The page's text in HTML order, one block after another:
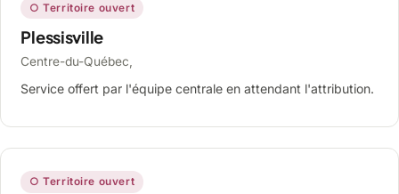
○ Territoire ouvert
Plessisville
Centre-du-Québec,
Service offert par l'équipe centrale en attendant l'attribution.
○ Territoire ouvert